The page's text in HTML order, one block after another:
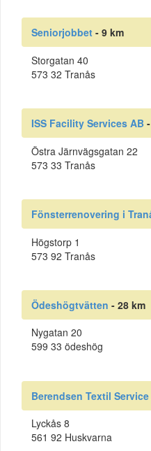
Seniorjobbet - 9 km
Storgatan 40
573 32 Tranås
ISS Facility Services AB
Östra Järnvägsgatan 22
573 33 Tranås
Fönsterrenovering i
Högstorp 1
573 92 Tranås
Ödeshögtvätten - 28 km
Nygatan 20
599 33 ödeshög
Berendsen Textil
Lyckås 8
561 92 Huskvarna